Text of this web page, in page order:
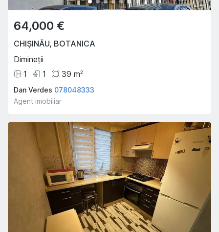
64,000 €
CHIȘINĂU, BOTANICA
Dimineții
1
1 39 m2
Dan Verdes 078048333
Agent imobiliar